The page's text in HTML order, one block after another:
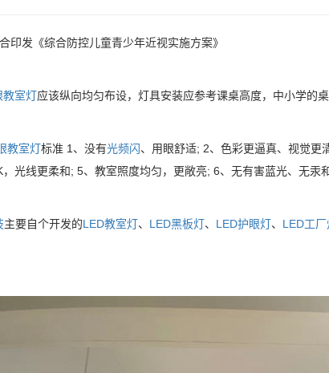
印发《综合防控儿童青少年近视实施方案》
教室灯应该纵向均匀布设，灯具安装应参考课桌高度，中小学的
教室灯标准 1、没有光频闪、用眼舒适; 2、色彩更逼真、视觉更
光线更柔和; 5、教室照度均匀，更敞亮; 6、无有害蓝光、无汞
主要自个开发的LED教室灯、 LED黑板灯、 LED护眼灯、 LED工厂